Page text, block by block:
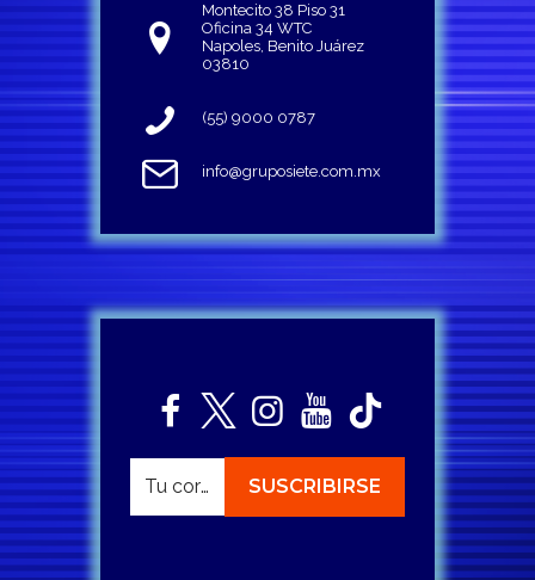
Montecito 38 Piso 31
Oficina 34 WTC
Napoles, Benito Juárez
03810
(55) 9000 0787
info@gruposiete.com.mx